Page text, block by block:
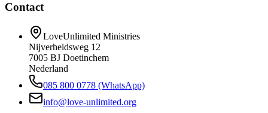
Contact
LoveUnlimited Ministries
Nijverheidsweg 12
7005 BJ Doetinchem
Nederland
085 800 0778 (WhatsApp)
info@love-unlimited.org